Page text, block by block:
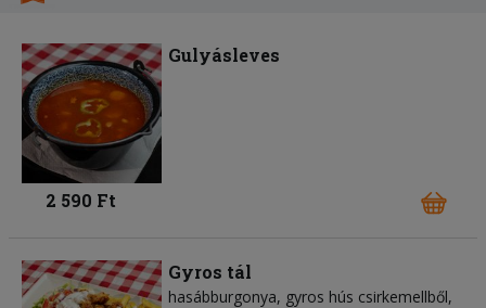
Gulyásleves
2 590 Ft
Gyros tál
hasábburgonya gyros hús csirkemellből